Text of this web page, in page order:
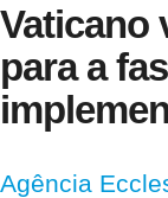
Vaticano
para a
Agência